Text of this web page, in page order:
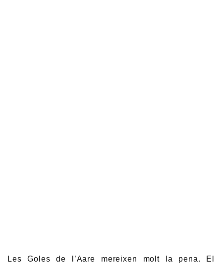
Les Goles de l’Aare mereixen molt la pena. El